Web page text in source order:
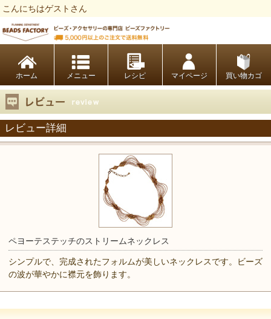
こんにちはゲストさん
ホーム レシピ マイページ 買い物カゴ
レビュー詳細
ペヨーテステッチのストリームネックレス
シンプルで、完成されたフォルムが美しいネックレスです。ビーズ
の波が華やかに襟元を飾ります。